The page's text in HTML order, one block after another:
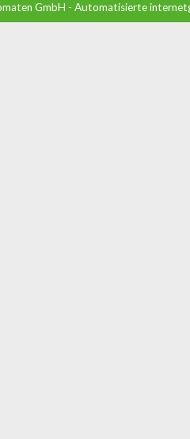
GmbH - Automatisierte